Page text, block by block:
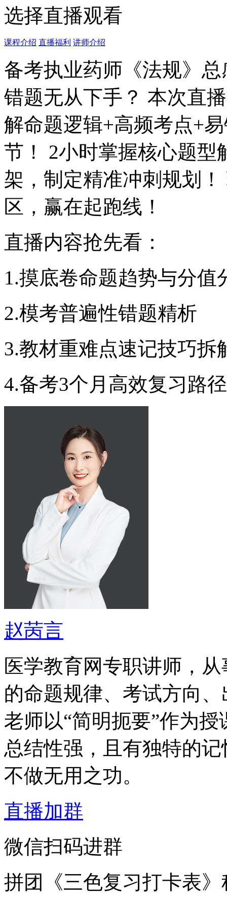
选择直播观看
课程介绍 直播福利 讲师介绍
备考执业药师《法规》
错题无从下手？ 本次直
解命题逻辑+高频考点+
节！ 2小时掌握核心题型
架，制定精准冲刺规划
区，赢在起跑线！
直播内容抢先看：
1.摸底卷命题趋势与分值
2.模考普遍性错题精析
3.教材重难点速记技巧拆
4.备考3个月高效复习路
赵苪言
医学教育网专职讲师，
的命题规律、考试方向
老师以“简明扼要”作为
总结性强，且有独特的
不做无用之功。
直播加群
微信扫码进群
拼团《三色复习打卡表